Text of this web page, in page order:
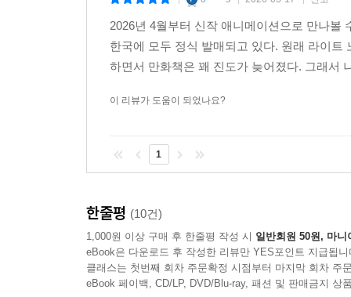
2026년 4월부터 신작 애니메이션으로 만나볼
한국에 모두 정식 발매되고 있다. 원래 라이
하면서 만화책은 꽤 진도가 늦어졌다. 그래서
이 리뷰가 도움이 되었나요?
1
한줄평 (10건)
1,000원 이상 구매 후 한줄평 작성 시 일반회원 50원, 마니
eBook은 다운로드 후 작성한 리뷰만 YES포인트 지급됩니
클래스는 첫번째 회차 주문확정 시점부터 마지막 회차 주
eBook 페이백, CD/LP, DVD/Blu-ray, 패션 및 판매금지 상